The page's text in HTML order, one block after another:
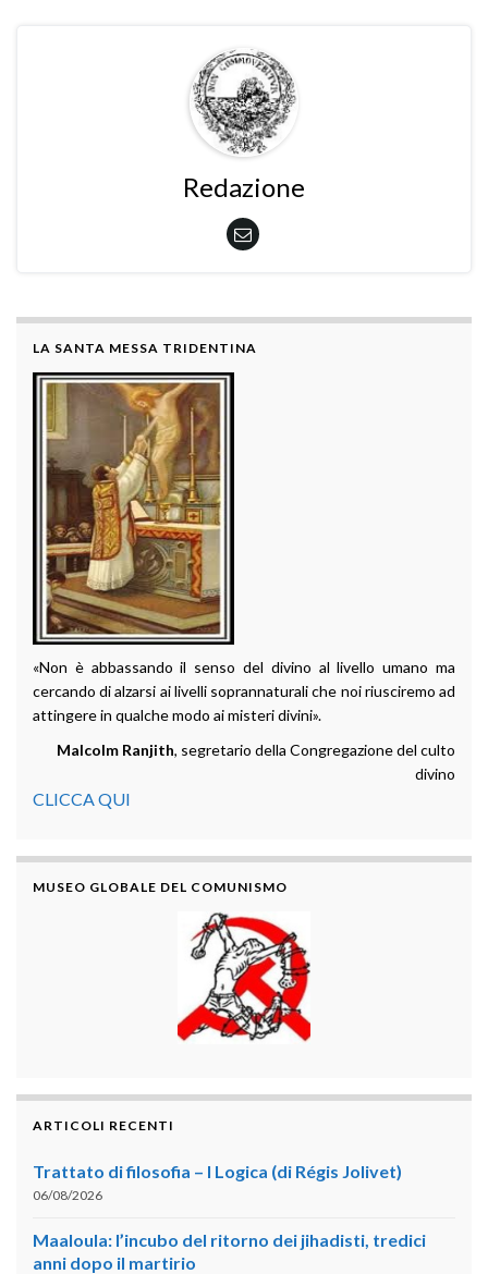
Redazione
LA SANTA MESSA TRIDENTINA
«Non è abbassando il senso del divino al livello umano ma
cercando di alzarsi ai livelli soprannaturali che noi riusciremo ad
attingere in qualche modo ai misteri divini».
Malcolm Ranjith, segretario della Congregazione del culto
divino
CLICCA QUI
MUSEO GLOBALE DEL COMUNISMO
ARTICOLI RECENTI
Trattato di filosofia – I Logica (di Régis Jolivet)
06/08/2026
Maaloula: l’incubo del ritorno dei jihadisti, tredici
anni dopo il martirio